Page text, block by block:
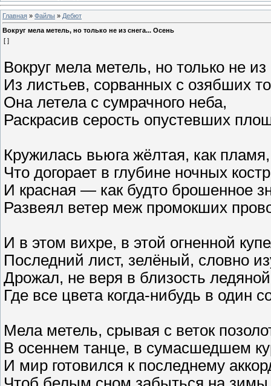
Главная » Файлы » Дебют
Вокруг мела метель, но только не из снега... Осень
[ ]
Вокруг мела метель, но только не
Из листьев, сорванных с озябших
Она летела с сумрачного неба,
Раскрасив серость опустевших
Кружилась вьюга жёлтая, как пламя,
Что догорает в глубине ночных
И красная — как будто брошенное
Развеял ветер меж промокших
И в этом вихре, в этой огненной
Последний лист, зелёный, словно
Дрожал, не веря в близость
Где все цвета когда-нибудь в один
Мела метель, срывая с веток
В осеннем танце, в сумасшедшем
И мир готовился к последнему